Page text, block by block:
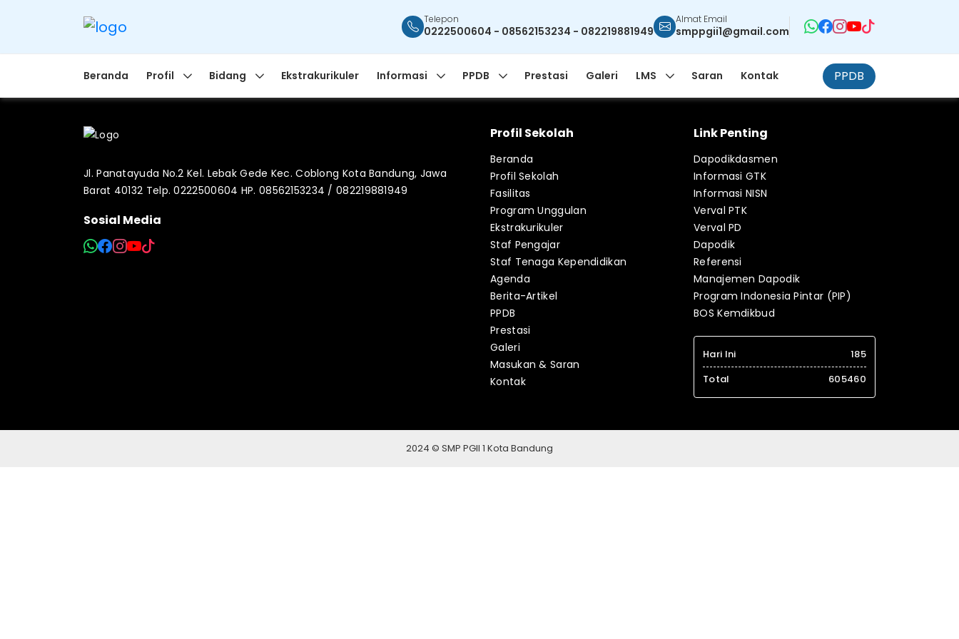
Telepon
0222500604 - 08562153234 - 082219881949
Almat Email
smppgii1@gmail.com
Beranda Profil Bidang Ekstrakurikuler Informasi PPDB Prestasi Galeri LMS Saran Kontak PPDB
Jl. Panatayuda No.2 Kel. Lebak Gede Kec. Coblong Kota Bandung, Jawa
Barat 40132 Telp. 0222500604 HP. 08562153234 / 082219881949
Sosial Media
Profil Sekolah
Beranda
Profil Sekolah
Fasilitas
Program Unggulan
Ekstrakurikuler
Staf Pengajar
Staf Tenaga Kependidikan
Agenda
Berita-Artikel
PPDB
Prestasi
Galeri
Masukan & Saran
Kontak
Link Penting
Dapodikdasmen
Informasi GTK
Informasi NISN
Verval PTK
Verval PD
Dapodik
Referensi
Manajemen Dapodik
Program Indonesia Pintar (PIP)
BOS Kemdikbud
Hari Ini
185
Total
605460
2024 © SMP PGII 1 Kota Bandung